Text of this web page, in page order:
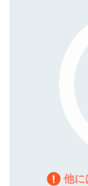
で、機
他に